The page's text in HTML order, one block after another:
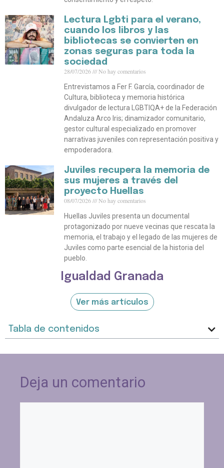
Igualdad Granada
Ver más artículos
Tabla de contenidos
Lectura Lgbti para el verano,
cuando los libros y las
bibliotecas se convierten en
zonas seguras para toda la
sociedad
28/07/2026
No hay comentarios
Entrevistamos a Fer F. García, coordinador de
Cultura, biblioteca y memoria histórica
divulgador de lectura LGBTIQA+ de la Federación
Andaluza Arco Iris; dinamizador comunitario,
gestor cultural especializado en promover
narrativas juveniles con representación positiva y
empoderadora.
Juviles recupera la memoria de
sus mujeres a través del
proyecto Huellas
08/07/2026
No hay comentarios
Huellas Juviles presenta un documental
protagonizado por nueve vecinas que rescata la
memoria, el trabajo y el legado de las mujeres de
Juviles como parte esencial de la historia del
pueblo.
Deja un comentario